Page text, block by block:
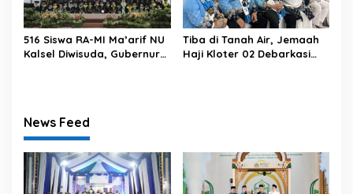
516 Siswa RA-MI Ma’arif NU
Kalsel Diwisuda, Gubernur
Tiba di Tanah Air, Jemaah
Haji Kloter 02 Debarkasi
News Feed